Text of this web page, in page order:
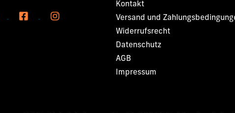
Kontakt
Versand und
Widerrufsrecht
Datenschutz
AGB
Impressum